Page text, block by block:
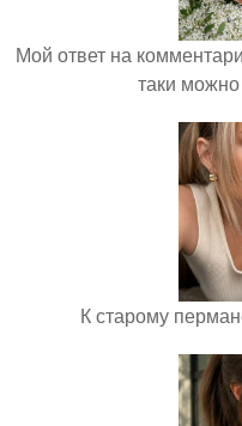
Мой ответ на
таки
К старому